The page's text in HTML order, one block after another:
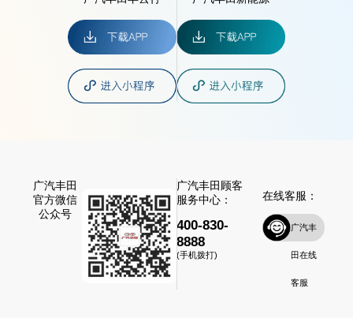
广汽丰田
官方微信
公众号
广汽丰田顾客
服务中心：
400-830-
8888
(手机拨打)
在线客服：
广汽丰
田在线
客服